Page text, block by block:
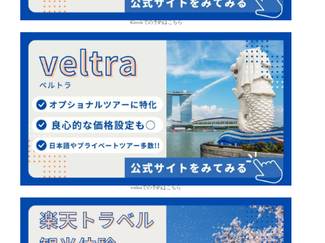
Klookでの予約はこちら
veltraでの予約はこちら